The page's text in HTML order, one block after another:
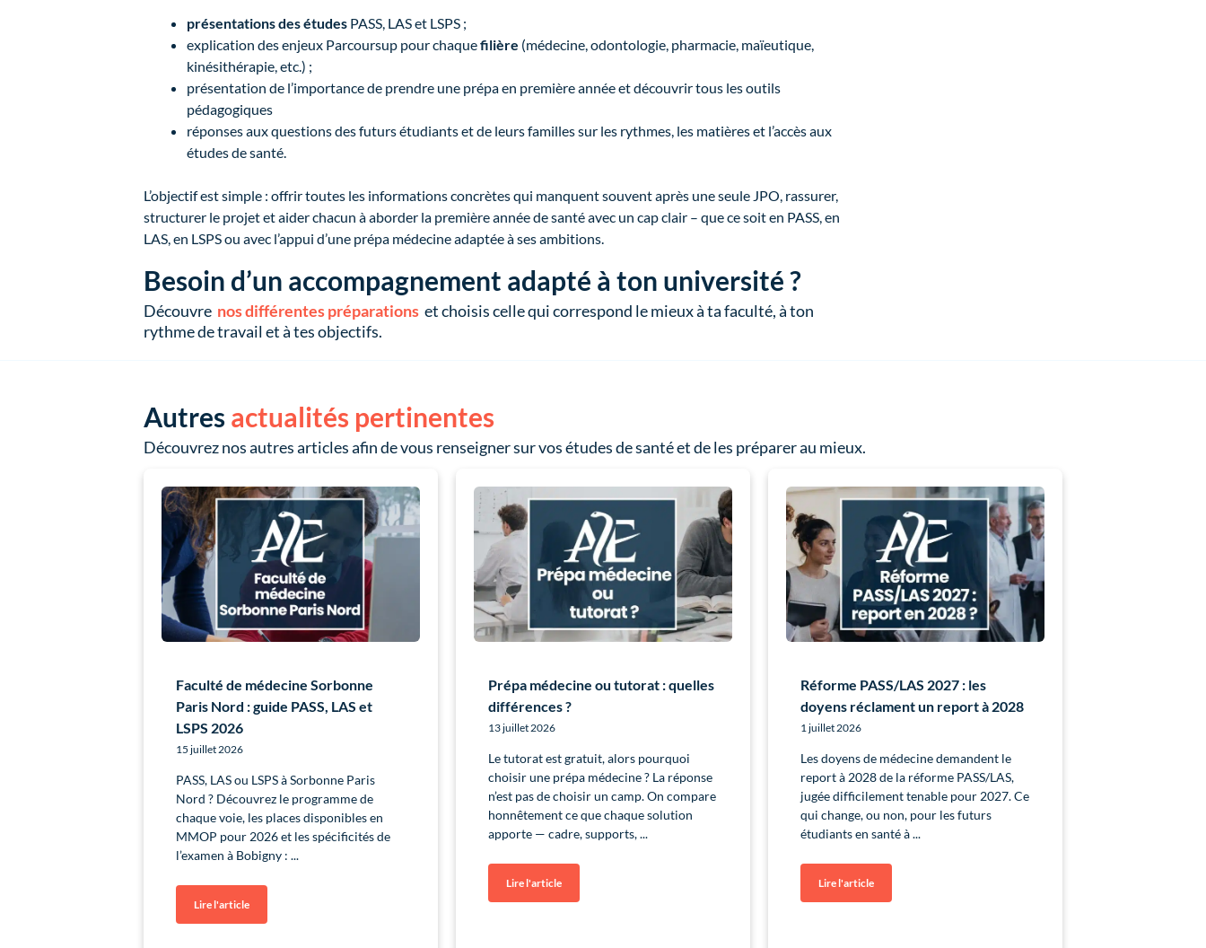
présentations des études PASS, LAS et LSPS ;
explication des enjeux Parcoursup pour chaquefilière (médecine, odontologie, pharmacie, maïeutique,
kinésithérapie, etc.) ;
présentation de l’importance de prendre une prépa en première année et découvrir tous les outils
pédagogiques
réponses aux questions des futurs étudiants et de leurs familles sur les rythmes, les matières et l’accès aux
études de santé.
L’objectif est simple : offrir toutes les informations concrètes qui manquent souvent après une seule JPO, rassurer,
structurer le projet et aider chacun à aborder la première année de santé avec un cap clair – que ce soit en PASS, en
LAS, en LSPS ou avec l’appui d’une prépa médecine adaptée à ses ambitions.
Besoin d’un accompagnement adapté à ton université ?
Découvre nos différentes préparations et choisis celle qui correspond le mieux à ta faculté, à ton
rythme de travail et à tes objectifs.
Autres actualités pertinentes
Découvrez nos autres articles afin de vous renseigner sur vos études de santé et de les préparer au mieux.
Faculté de médecine Sorbonne
Paris Nord : guide PASS, LAS et
LSPS 2026
15 juillet 2026
PASS, LAS ou LSPS à Sorbonne Paris
Nord ? Découvrez le programme de
chaque voie, les places disponibles en
MMOP pour 2026 et les spécificités de
l’examen à Bobigny :
Lire l'article
Prépa médecine ou tutorat : quelles
différences ?
13 juillet 2026
Le tutorat est gratuit, alors pourquoi
choisir une prépa médecine ? La réponse
n’est pas de choisir un camp. On compare
honnêtement ce que chaque solution
apporte — cadre, supports,
Lire l'article
Réforme PASS/LAS 2027 : les
doyens réclament un report à 2028
1 juillet 2026
Les doyens de médecine demandent le
report à 2028 de la réforme PASS/LAS,
jugée difficilement tenable pour 2027. Ce
qui change, ou non, pour les futurs
étudiants en santé à
Lire l'article